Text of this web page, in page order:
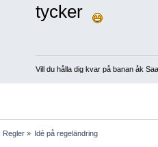
tycker
Vill du hålla dig kvar på banan åk
Regler» Idé på regeländring